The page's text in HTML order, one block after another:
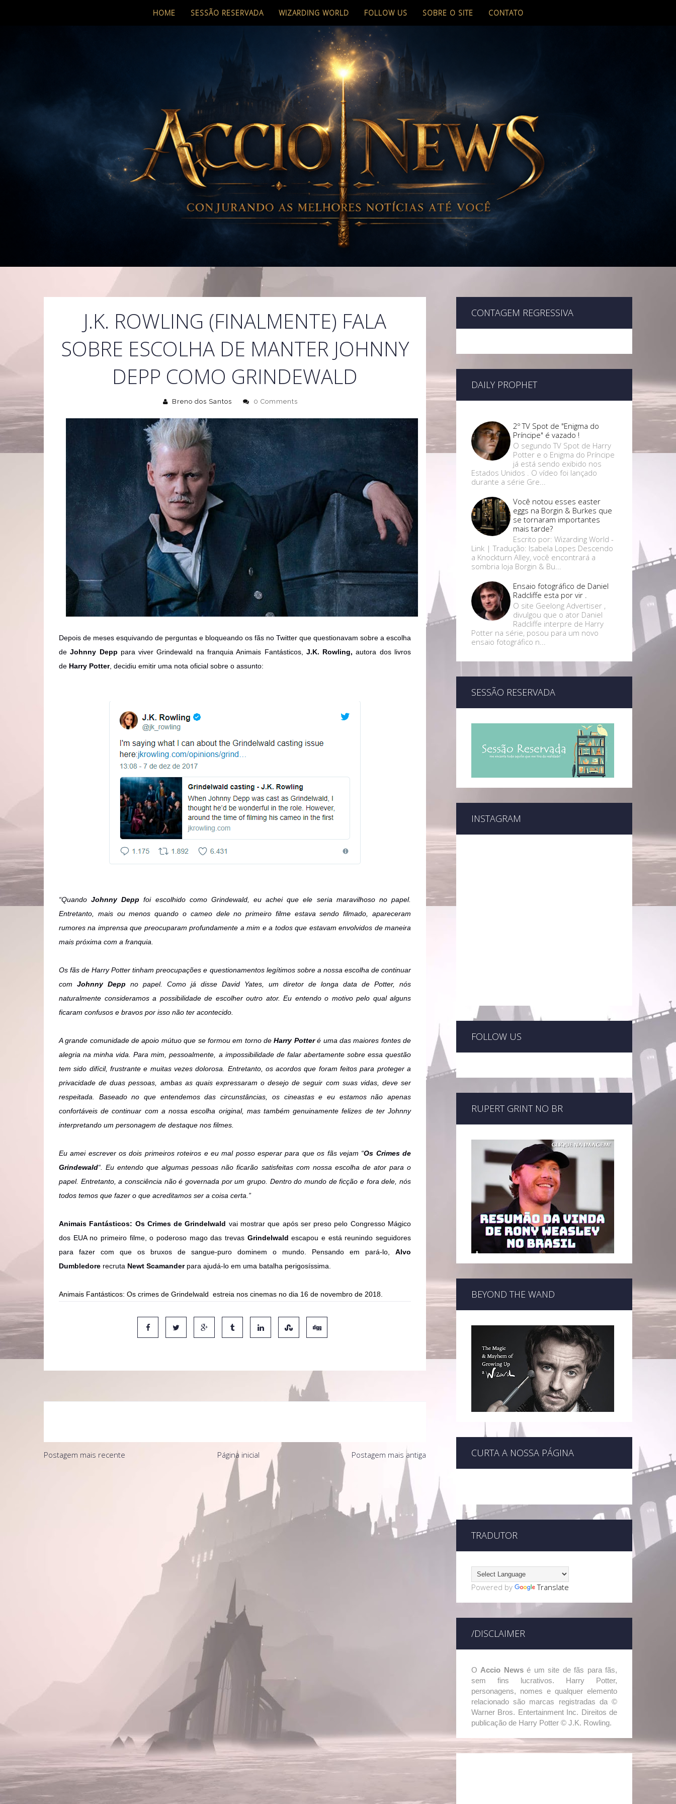
HOME SESSÃO RESERVADA WIZARDING WORLD FOLLOW US SOBRE O SITE CONTATO
J.K. ROWLING (FINALMENTE) FALA
SOBRE ESCOLHA DE MANTER JOHNNY
DEPP COMO GRINDEWALD
Breno dos Santos 0 Comments
Depois de meses esquivando de perguntas e bloqueando os fãs no Twitter que questionavam sobre a escolha
deJohnny Depp para viver Grindewald na franquia Animais Fantásticos, J.K. Rowling, autora dos livros
de Harry Potter, decidiu emitir uma nota oficial sobre o assunto:
“QuandoJohnny Depp foi escolhido como Grindewald, eu achei que ele seria maravilhoso no papel.
Entretanto, mais ou menos quando o cameo dele no primeiro filme estava sendo filmado, apareceram
rumores na imprensa que preocuparam profundamente a mim e a todos que estavam envolvidos de maneira
mais próxima com a franquia.
Os fãs de Harry Potter tinham preocupações e questionamentos legítimos sobre a nossa escolha de continuar
com Johnny Depp no papel. Como já disse David Yates, um diretor de longa data de Potter, nós
naturalmente consideramos a possibilidade de escolher outro ator. Eu entendo o motivo pelo qual alguns
ficaram confusos e bravos por isso não ter acontecido.
A grande comunidade de apoio mútuo que se formou em torno deHarry Potteré uma das maiores fontes de
alegria na minha vida. Para mim, pessoalmente, a impossibilidade de falar abertamente sobre essa questão
tem sido difícil, frustrante e muitas vezes dolorosa. Entretanto, os acordos que foram feitos para proteger a
privacidade de duas pessoas, ambas as quais expressaram o desejo de seguir com suas vidas, deve ser
respeitada. Baseado no que entendemos das circunstâncias, os cineastas e eu estamos não apenas
confortáveis de continuar com a nossa escolha original, mas também genuinamente felizes de ter Johnny
interpretando um personagem de destaque nos filmes.
Eu amei escrever os dois primeiros roteiros e eu mal posso esperar para que os fãs vejam “Os Crimes de
Grindewald“. Eu entendo que algumas pessoas não ficarão satisfeitas com nossa escolha de ator para o
papel. Entretanto, a consciência não é governada por um grupo. Dentro do mundo de ficção e fora dele, nós
todos temos que fazer o que acreditamos ser a coisa certa.”
Animais Fantásticos: Os Crimes de Grindelwald vai mostrar que após ser preso pelo Congresso Mágico
dos EUA no primeiro filme, o poderoso mago das trevas Grindelwald escapou e está reunindo seguidores
para fazer com que os bruxos de sangue-puro dominem o mundo. Pensando em pará-lo, Alvo
Dumbledore recruta Newt Scamanderpara ajudá-lo em uma batalha perigosíssima.
Animais Fantásticos: Os crimes de Grindelwald estreia nos cinemas no dia 16 de novembro de 2018.
Postagem mais recente Postagem mais antiga
Página inicial
CONTAGEM REGRESSIVA
DAILY PROPHET
2º TV Spot de "Enigma do
Príncipe" é vazado !
O segundo TV Spot de Harry
Potter e o Enigma do Príncipe
já está sendo exibido nos
Estados Unidos . O vídeo foi lançado
durante a série Gre...
Você notou esses easter
eggs na Borgin & Burkes que
se tornaram importantes
mais tarde?
Escrito por: Wizarding World -
Link | Tradução: Isabela Lopes Descendo
a Knockturn Alley, você encontrará a
sombria loja Borgin & Bu...
Ensaio fotográfico de Daniel
Radcliffe esta por vir .
O site Geelong Advertiser ,
divulgou que o ator Daniel
Radcliffe interpre de Harry
Potter na série, posou para um novo
ensaio fotográfico n...
SESSÃO RESERVADA
INSTAGRAM
FOLLOW US
RUPERT GRINT NO BR
BEYOND THE WAND
CURTA A NOSSA PÁGINA
TRADUTOR
Powered by Translate
/DISCLAIMER
O Accio Newsé um site de fãs para fãs,
sem fins lucrativos. Harry Potter,
personagens, nomes e qualquer elemento
relacionado são marcas registradas da ©
Warner Bros. Entertainment Inc. Direitos de
publicação de Harry Potter © J.K. Rowling.